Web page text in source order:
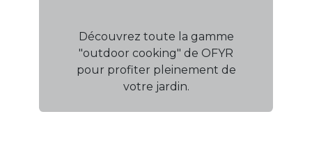
Découvrez toute la gamme
"outdoor cooking" de OFYR
pour profiter pleinement de
votre jardin.